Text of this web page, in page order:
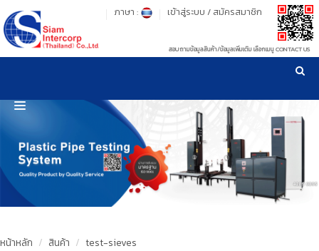
รู้ลึก รู้จริง เรื่องเครื่องมือทดสอบวัสดุ ! ยืน 1 เรื่องมาตรฐานการให้บริการ
เข้าสู่ระบบ / สมัครสมาชิก
ภาษา :
สอบถามข้อมูลสินค้า/ข้อมูลเพิ่มเติม เลือกเมนู CONTACT US
HOME
PRODUCT
OUR CLIENTS
OUR WORKS
หน้าหลัก สินค้า test-sieves